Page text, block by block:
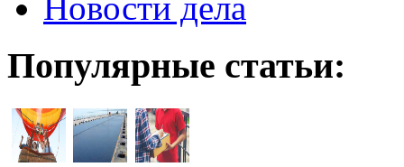
Популярные статьи: